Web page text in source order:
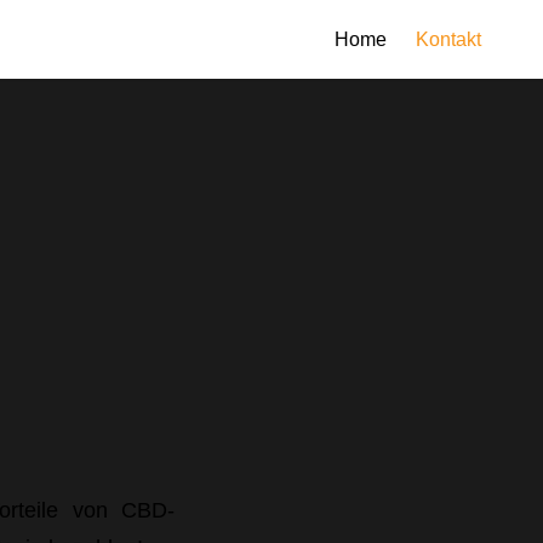
Home Kontakt
von CBD-